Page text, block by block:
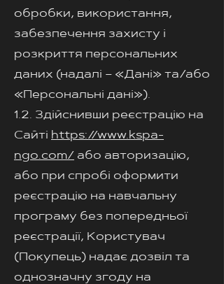
обробки, використання,
забезпечення захисту і
розкриття персональних
даних (надалі – «Дані» та/або
«Персональні дані»).
1.2. Здійснивши реєстрацію на
Сайті https://www.kspa-
ngo.com/ або авторизацію,
або при спробі оформити
реєстрацію на навчальну
програму без попередньої
реєстрації, Користувач
(Покупець) надає дозвіл та
однозначну згоду на